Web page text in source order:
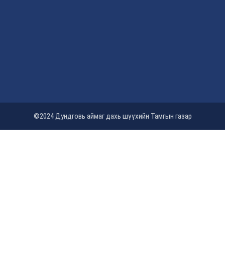
©2024 Дундговь аймаг дахь шүүхийн Тамгын газар